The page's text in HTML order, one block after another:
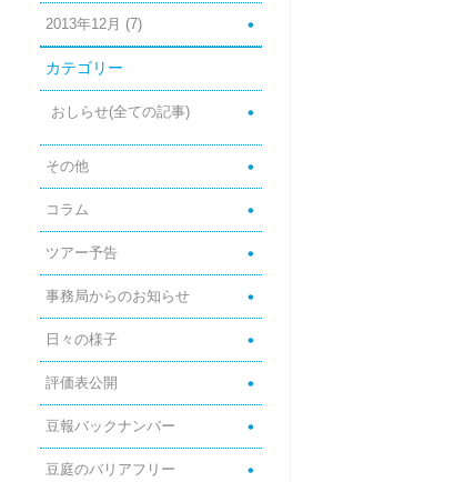
2013年12月 (7)
カテゴリー
おしらせ(全ての記事)
その他
コラム
ツアー予告
事務局からのお知らせ
日々の様子
評価表公開
豆報バックナンバー
豆庭のバリアフリー